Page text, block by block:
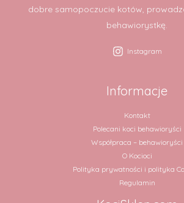
dobre samopoczucie kotów,
behawiorystkę.
Instagram
Informacje
Kontakt
Polecani koci behawioryści
Współpraca – behawioryści
O Kocioci
Polityka prywatności i polityka
Regulamin